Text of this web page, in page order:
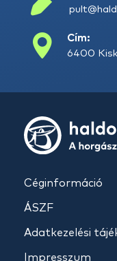
Cím:
6400
Céginformáció
ÁSZF
Adatkezelési
Impresszum